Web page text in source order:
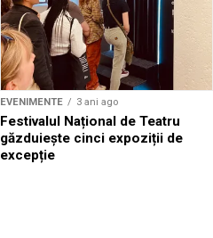
EVENIMENTE 3 ani ago
Festivalul Național de Teatru
găzduiește cinci expoziții de
excepție